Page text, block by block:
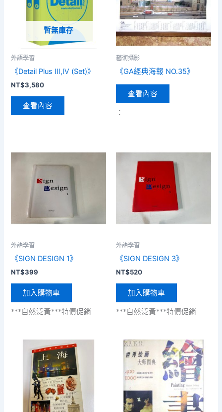
暫無庫存
外語學習
《Detail Plus Ⅲ,Ⅳ (Set)》
NT$3,580
查看內容
藝術攝影
《GA經典海報 NO.35》
查看內容
：
外語學習
《SIGN DESIGN 1》
NT$399
加入購物車
***自然泛黃***特價促銷
外語學習
《SIGN DESIGN 3》
NT$520
加入購物車
***自然泛黃***特價促銷